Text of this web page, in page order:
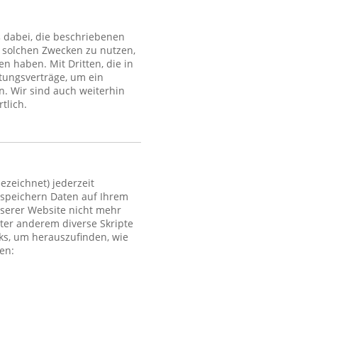
die beschriebenen
Zwecken zu nutzen,
haben. Mit Dritten, die in
um ein
Wir sind auch weiterhin
jederzeit
Daten auf Ihrem
Website nicht mehr
anderem diverse Skripte
um herauszufinden, wie